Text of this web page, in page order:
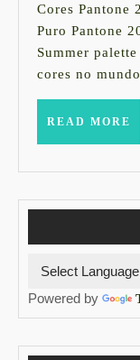
Cores Pantone
Puro Pantone
Summer
cores no
READ MORE
Powered by